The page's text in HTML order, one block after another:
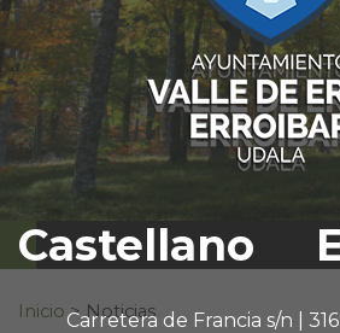
Castellano
Carretera de Francia s/n |
Buscar:
Inicio > Noticias